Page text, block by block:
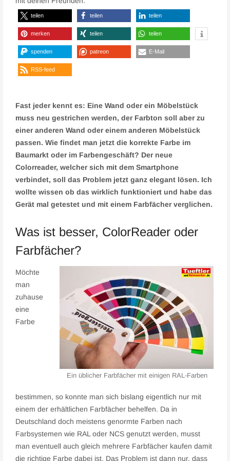
teilen teilen teilen
merken teilen teilen
spenden patreon E-Mail
RSS-feed
Fast jeder kennt es: Eine Wand oder ein Möbelstück
muss neu gestrichen werden, der Farbton soll aber zu
einer anderen Wand oder einem anderen Möbelstück
passen. Wie findet man jetzt die korrekte Farbe im
Baumarkt oder im Farbengeschäft? Der neue
Colorreader, welcher sich mit dem Smartphone
verbindet, soll das Problem jetzt ganz elegant lösen. Ich
wollte wissen ob das wirklich funktioniert und habe das
Gerät mal getestet und mit einem Farbfächer verglichen.
Was ist besser, ColorReader oder
Farbfächer?
Ein üblicher Farbfächer mit einigen RAL-Farben
Möchte
man
zuhause
eine
Farbe
bestimmen, so konnte man sich bislang eigentlich nur mit
einem der erhältlichen Farbfächer behelfen. Da in
Deutschland doch meistens genormte Farben nach
Farbsystemen wie RAL oder NCS genutzt werden, musst
man eventuell auch gleich mehrere Farbfächer kaufen damit
die richtige Farbe dabei ist. Das Problem ist dann nur, dass